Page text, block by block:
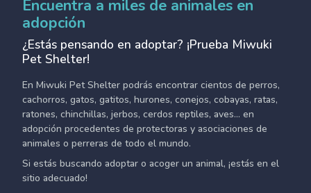
Encuentra a miles de animales en
adopción
¿Estás pensando en adoptar? ¡Prueba Miwuki
Pet Shelter!
En Miwuki Pet Shelter podrás encontrar cientos de perros,
cachorros, gatos, gatitos, hurones, conejos, cobayas, ratas,
ratones, chinchillas, jerbos, cerdos reptiles, aves... en
adopción procedentes de protectoras y asociaciones de
animales o perreras de todo el mundo.
Si estás buscando adoptar o acoger un animal, ¡estás en el
sitio adecuado!